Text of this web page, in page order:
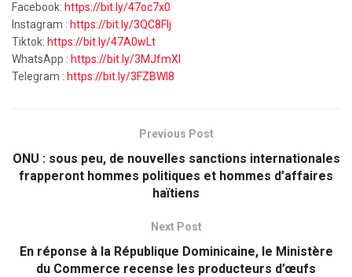
Facebook: https://bit.ly/47oc7x0
Instagram : https://bit.ly/3QC8FIj
Tiktok: https://bit.ly/47A0wLt
WhatsApp : https://bit.ly/3MJfmXI
Telegram : https://bit.ly/3FZBWI8
Previous Post
ONU : sous peu, de nouvelles sanctions internationales
frapperont hommes politiques et hommes d’affaires
haïtiens
Next Post
En réponse à la République Dominicaine, le Ministère
du Commerce recense les producteurs d’œufs